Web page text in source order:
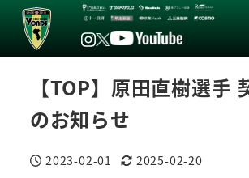
【TOP】原田直樹選手
のお知らせ
投稿日
2023-02-01
更新日
2025-02-20